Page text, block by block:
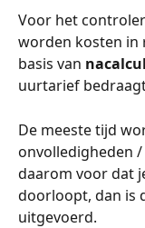
Voor het
worden kosten in
basis van
uurtarief
De meeste tijd
onvolledigheden
daarom voor dat
doorloopt, dan is
uitgevoerd.